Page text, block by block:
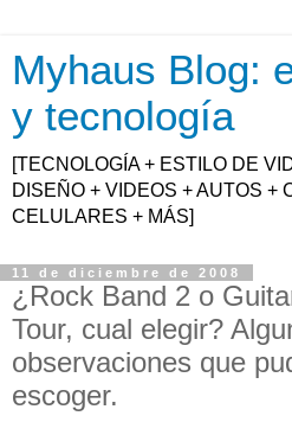
Myhaus Blog:
y tecnología
[TECNOLOGÍA + ESTILO DE
DISEÑO + VIDEOS + AUTOS +
CELULARES + MÁS]
11 de diciembre de 2008
¿Rock Band 2 o
Tour, cual elegir?
observaciones que
escoger.